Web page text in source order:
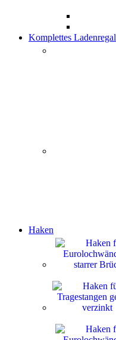
Komplettes Ladenregal
Haken